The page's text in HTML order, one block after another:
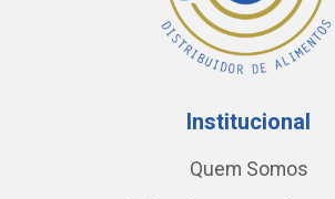
Institucional
Quem Somos